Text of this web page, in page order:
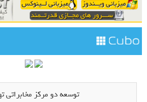
توسعه دو مرکز مخابراتی